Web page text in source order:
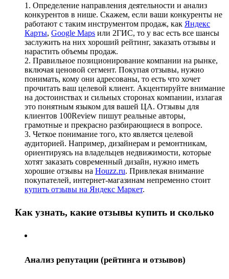
Определение направления деятельности и анализ
конкурентов в нише. Скажем, если ваши конкуренты не
работают с таким инструментом продаж, как Яндекс
Карты, Google Maps или 2ГИС, то у вас есть все шансы
заслужить на них хороший рейтинг, заказать отзывы и
нарастить объемы продаж.
Правильное позиционирование компании на рынке,
включая ценовой сегмент. Покупая отзывы, нужно
понимать, кому они адресованы, то есть что хочет
прочитать ваш целевой клиент. Акцентируйте внимание
на достоинствах и сильных сторонах компании, излагая
это понятным языком для вашей ЦА. Отзывы для
клиентов 100Review пишут реальные авторы,
грамотные и прекрасно разбирающиеся в вопросе.
Четкое понимание того, кто является целевой
аудиторией. Например, дизайнерам и ремонтникам,
ориентируясь на владельцев недвижимости, которые
хотят заказать современный дизайн, нужно иметь
хорошие отзывы на Houzz.ru. Привлекая внимание
покупателей, интернет-магазинам непременно стоит
купить отзывы на Яндекс Маркет.
Как узнать, какие отзывы купить и сколько
Анализ репутации (рейтинга и отзывов)